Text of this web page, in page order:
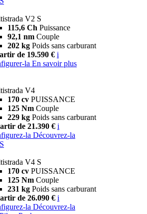
V2 S
115,6 Ch Puissance
92,1 nm Couple
202 kg Poids sans carburant
de 19.590 € i
la En savoir plus
V4
170 cv PUISSANCE
125 Nm Couple
229 kg Poids sans carburant
de 21.390 € i
la Découvrez-la
V4 S
170 cv PUISSANCE
125 Nm Couple
231 kg Poids sans carburant
de 26.090 € i
la Découvrez-la